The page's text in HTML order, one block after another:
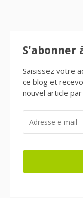
S'abonner
Saisissez votre
ce blog et
nouvel article par
MAIL